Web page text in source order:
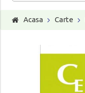
Acasa Carte